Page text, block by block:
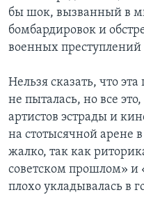
бы шок, вызванный в
бомбардировок и
военных
Нельзя сказать, что
не пыталась, но все
артистов эстрады и
на стотысячной арене
жалко, так как
советском прошлом» и
плохо укладывалась в